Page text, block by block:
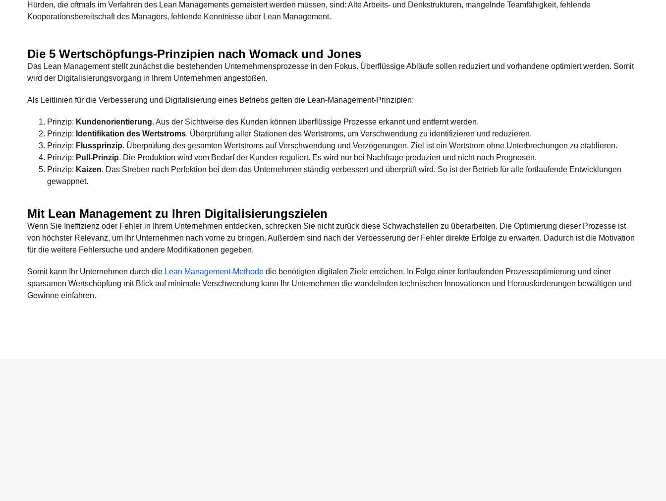
Hürden, die oftmals im Verfahren des Lean Managements gemeistert werden müssen, sind: Alte Arbeits- und Denkstrukturen, mangelnde Teamfähigkeit, fehlende
Kooperationsbereitschaft des Managers, fehlende Kenntnisse über Lean Management.
Die 5 Wertschöpfungs-Prinzipien nach Womack und Jones
Das Lean Management stellt zunächst die bestehenden Unternehmensprozesse in den Fokus. Überflüssige Abläufe sollen reduziert und vorhandene optimiert werden. Somit
wird der Digitalisierungsvorgang in Ihrem Unternehmen angestoßen.
Als Leitlinien für die Verbesserung und Digitalisierung eines Betriebs gelten die Lean-Management-Prinzipien:
Prinzip: Kundenorientierung. Aus der Sichtweise des Kunden können überflüssige Prozesse erkannt und entfernt werden.
Prinzip: Identifikation des Wertstroms. Überprüfung aller Stationen des Wertstroms, um Verschwendung zu identifizieren und reduzieren.
Prinzip: Flussprinzip. Überprüfung des gesamten Wertstroms auf Verschwendung und Verzögerungen. Ziel ist ein Wertstrom ohne Unterbrechungen zu etablieren.
Prinzip: Pull-Prinzip. Die Produktion wird vom Bedarf der Kunden reguliert. Es wird nur bei Nachfrage produziert und nicht nach Prognosen.
Prinzip: Kaizen. Das Streben nach Perfektion bei dem das Unternehmen ständig verbessert und überprüft wird. So ist der Betrieb für alle fortlaufende Entwicklungen
gewappnet.
Mit Lean Management zu Ihren Digitalisierungszielen
Wenn Sie Ineffizienz oder Fehler in Ihrem Unternehmen entdecken, schrecken Sie nicht zurück diese Schwachstellen zu überarbeiten. Die Optimierung dieser Prozesse ist
von höchster Relevanz, um Ihr Unternehmen nach vorne zu bringen. Außerdem sind nach der Verbesserung der Fehler direkte Erfolge zu erwarten. Dadurch ist die Motivation
für die weitere Fehlersuche und andere Modifikationen gegeben.
Somit kann Ihr Unternehmen durch die Lean Management-Methode die benötigten digitalen Ziele erreichen. In Folge einer fortlaufenden Prozessoptimierung und einer
sparsamen Wertschöpfung mit Blick auf minimale Verschwendung kann Ihr Unternehmen die wandelnden technischen Innovationen und Herausforderungen bewältigen und
Gewinne einfahren.